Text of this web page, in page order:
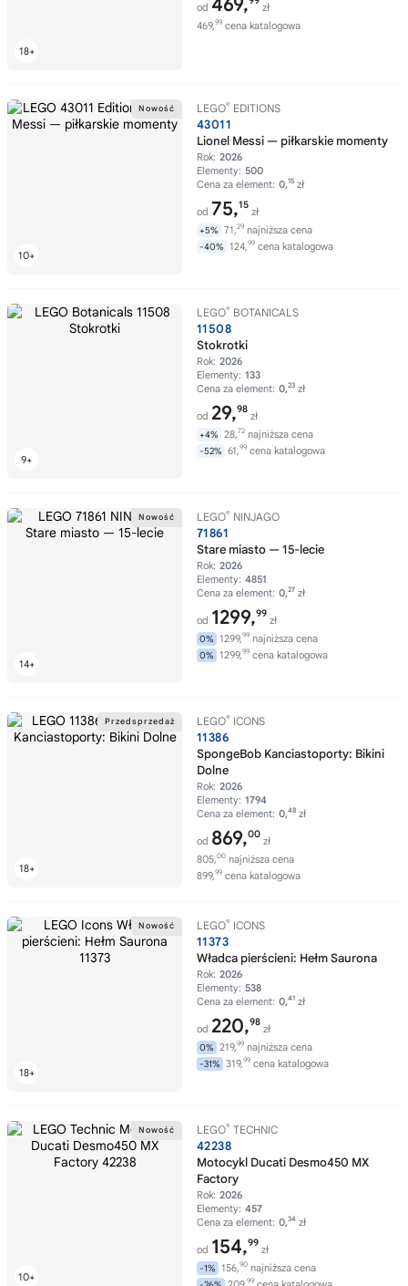
od
zł
469,99 cena katalogowa
LEGO® EDITIONS
43011
Lionel Messi — piłkarskie momenty
Rok: 2026
Elementy: 500
Cena za element: 0,15 zł
od 75,15
zł
+5% 71,29 najniższa cena
-40% 124,99 cena katalogowa
LEGO® BOTANICALS
11508
Stokrotki
Rok: 2026
Elementy: 133
Cena za element: 0,23 zł
od 29,98
zł
+4% 28,72 najniższa cena
-52% 61,99 cena katalogowa
LEGO® NINJAGO
71861
Stare miasto — 15-lecie
Rok: 2026
Elementy: 4851
Cena za element: 0,27 zł
od 1299,99
zł
0% 1299,99 najniższa cena
0% 1299,99 cena katalogowa
LEGO® ICONS
11386
SpongeBob Kanciastoporty: Bikini
Dolne
Rok: 2026
Elementy: 1794
Cena za element: 0,48 zł
od 869,00
zł
805,00 najniższa cena
899,99 cena katalogowa
LEGO® ICONS
11373
Władca pierścieni: Hełm Saurona
Rok: 2026
Elementy: 538
Cena za element: 0,41 zł
od 220,98
zł
0% 219,99 najniższa cena
-31% 319,99 cena katalogowa
LEGO® TECHNIC
42238
Motocykl Ducati Desmo450 MX
Factory
Rok: 2026
Elementy: 457
Cena za element: 0,34 zł
od 154,99
zł
-1% 156,90 najniższa cena
99